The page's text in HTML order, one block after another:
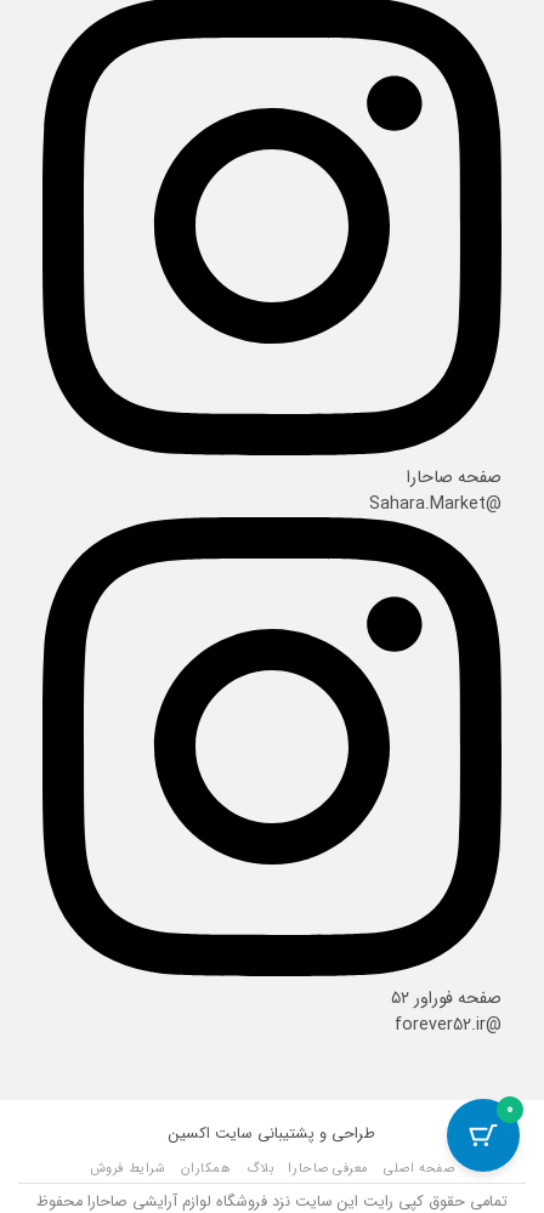
صفحه صاحارا
@Sahara.Market
صفحه فوراور ۵۲
@forever52.ir
طراحی و پشتیبانی سایت اکسین
صفحه اصلی معرفی صاحارا بلاگ همکاران شرایط فروش
تمامی حقوق کپی رایت این سایت نزد فروشگاه لوازم آرایشی صاحارا محفوظ
0